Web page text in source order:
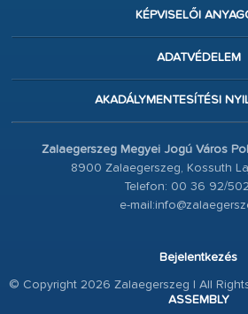
KÉPVISELŐI
ADATVÉDELEM
AKADÁLYMENTESÍTÉSI
Zalaegerszeg Megyei Jogú Város
8900 Zalaegerszeg, Kossuth
Telefon: 00 36 92/
e-
Bejelentkezés
© Copyright 2026 Zalaegerszeg | All
ASSEMBLY